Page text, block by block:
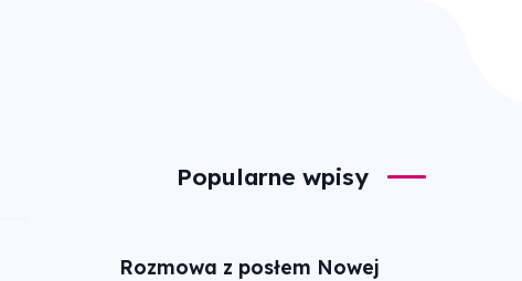
Popularne wpisy
Rozmowa z posłem Nowej